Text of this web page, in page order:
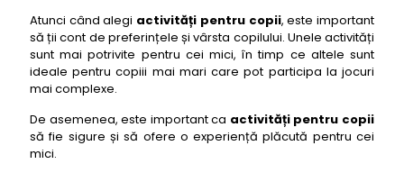
Atunci când alegi activități pentru copii, este important
să ții cont de preferințele și vârsta copilului. Unele activități
sunt mai potrivite pentru cei mici, în timp ce altele sunt
ideale pentru copiii mai mari care pot participa la jocuri
mai complexe.
De asemenea, este important ca activități pentru copii
să fie sigure și să ofere o experiență plăcută pentru cei
mici.